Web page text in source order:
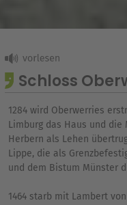
Schloss
1284 wird Oberwerries
Limburg das Haus und die
Herbern als Lehen
Lippe, die als
und dem Bistum Münster
1464 starb mit Lambert